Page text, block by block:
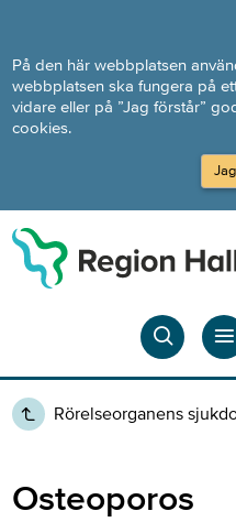
På den här webbplatsen
webbplatsen ska fungera på
vidare eller på ”Jag förstår”
cookies.
Rörelseorganens
Osteoporos